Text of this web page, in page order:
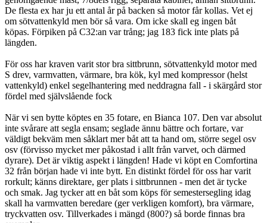
De flesta ex har ju ett antal år på backen så motor får kollas. Vet ej
om sötvattenkyld men bör så vara. Om icke skall eg ingen båt
köpas. Förpiken på C32:an var trång; jag 183 fick inte plats på
längden.
För oss har kraven varit stor bra sittbrunn, sötvattenkyld motor med
S drev, varmvatten, värmare, bra kök, kyl med kompressor (helst
vattenkyld) enkel segelhantering med neddragna fall - i skärgård stor
fördel med självslående fock
När vi sen bytte köptes en 35 fotare, en Bianca 107. Den var absolut
inte svårare att segla ensam; seglade ännu bättre och fortare, var
väldigt bekväm men såklart mer båt att ta hand om, större segel osv
osv (förvisso mycket mer påkostad i allt från varvet, och därmed
dyrare). Det är viktig aspekt i längden! Hade vi köpt en Comfortina
32 från början hade vi inte bytt. En distinkt fördel för oss har varit
rorkult; känns direktare, ger plats i sittbrunnen - men det är tycke
och smak. Jag tycker att en båt som köps för semestersegling idag
skall ha varmvatten beredare (ger verkligen komfort), bra värmare,
tryckvatten osv. Tillverkades i mängd (800?) så borde finnas bra